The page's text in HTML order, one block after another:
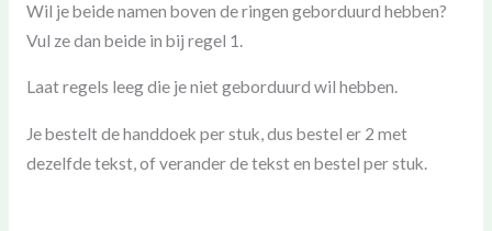
Wil je beide namen boven de ringen geborduurd hebben?
Vul ze dan beide in bij regel 1.
Laat regels leeg die je niet geborduurd wil hebben.
Je bestelt de handdoek per stuk, dus bestel er 2 met
dezelfde tekst, of verander de tekst en bestel per stuk.